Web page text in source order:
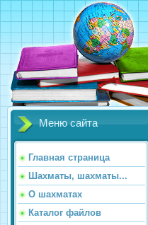
Меню сайта
Главная страница
Шахматы, шахматы...
О шахматах
Каталог файлов